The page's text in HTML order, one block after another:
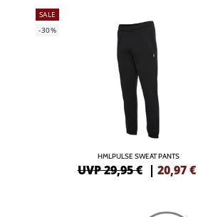
SALE
-30%
HMLPULSE SWEAT PANTS
UVP 29,95 € | 20,97€